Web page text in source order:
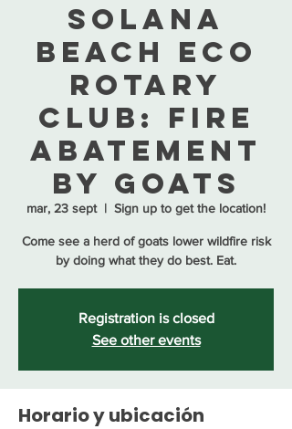
Solana
Beach Eco
Rotary
Club: Fire
Abatement
by Goats
mar, 23 sept
  |
Sign up to get the location!
Come see a herd of goats lower wildfire risk
by doing what they do best. Eat.
Registration is closed
See other events
Horario y ubicación